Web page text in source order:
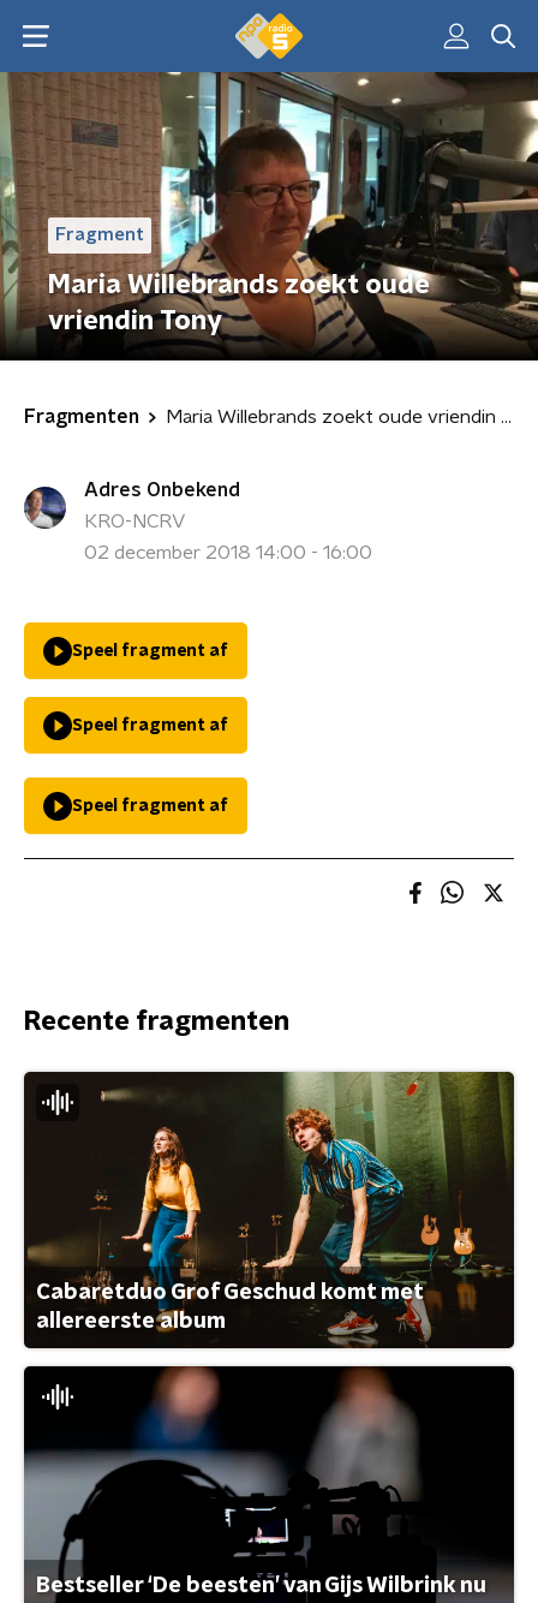
Fragment
Maria Willebrands zoekt oude
vriendin Tony
Fragmenten Maria Willebrands zoekt oude vriendin Tony
Adres Onbekend
KRO-NCRV
02 december 2018 14:00 - 16:00
Speel fragment af
Speel fragment af
Speel fragment af
Recente fragmenten
Cabaretduo Grof Geschud komt met
allereerste album
Bestseller ‘De beesten’ van Gijs Wilbrink nu